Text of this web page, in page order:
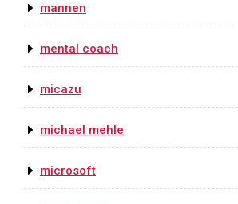
mannen
mental coach
micazu
michael mehle
microsoft